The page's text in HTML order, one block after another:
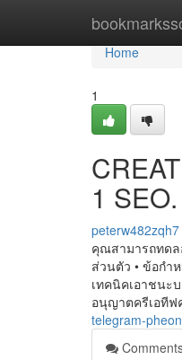
Home
Home
1
1
peterw482zqh7
คุณสามารถทดล
ส่วนตัว • ข้อกำ
เทคนิคเอาชนะ
อนุญาตครีเอทีฟ
telegram-